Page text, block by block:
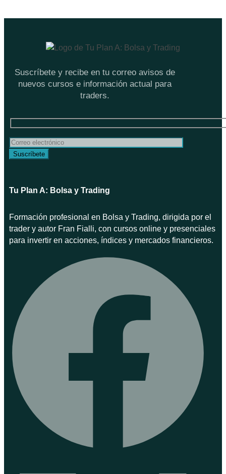
Suscríbete y recibe en tu correo avisos de
nuevos cursos e información actual para
traders.
Tu Plan A: Bolsa y Trading
Formación profesional en Bolsa y Trading, dirigida por el
trader y autor Fran Fialli, con cursos online y presenciales
para invertir en acciones, índices y mercados financieros.